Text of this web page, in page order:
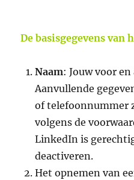
De basisgegevens
Naam: Jouw voor
Aanvullende
of telefoonnummer
volgens de
LinkedIn is
deactiveren.
Het opnemen van